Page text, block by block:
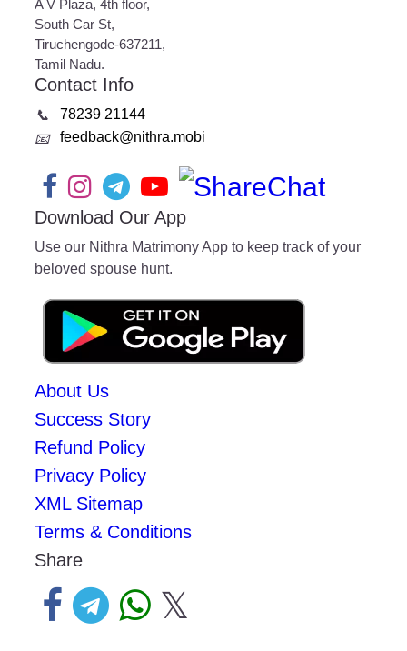
A V Plaza, 4th floor,
South Car St,
Tiruchengode-637211,
Tamil Nadu.
Contact Info
📞
78239 21144
📧
feedback@nithra.mobi
Download Our App
Use our Nithra Matrimony App to keep track of your
beloved spouse hunt.
About Us
Success Story
Refund Policy
Privacy Policy
XML Sitemap
Terms & Conditions
Share
𝕏